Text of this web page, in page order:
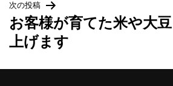
カネチョウ印の由来
アクセス
ナ
ビ
ゲ
次の投稿
お客様が育てた米や大
上げます